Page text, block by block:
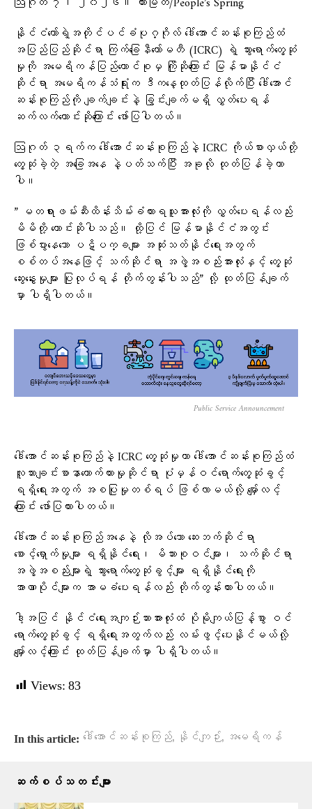
နိုင်ငံတော်ရဲ့အတိုင်ပင်ခံပုဂ္ဂိုလ် ဒေါ်အောင်ဆန်းစုကြည်ထံ
အပြည်ပြည်ဆိုင်ရာ ကြက်ခြေနီကော်မတီ (ICRC) ရဲ့ သွားရောက်တွေ့ဆုံ
မှုကို အမေရိကန်ပြည်ထောင်စုမှ ကြိုဆိုကြောင်း မြန်မာနိုင်ငံ
ဆိုင်ရာ အမေရိကန်သံရုံးက ဒီကနေ့ထုတ်ပြန်လိုက်ပြီး ဒေါ်အောင်
ဆန်းစုကြည်ကို ချက်ချင်းနဲ့ ခြွင်းချက်မရှိ လွှတ်ပေးရန်
ဆက်လက်တောင်းဆိုကြောင်း ဖော်ပြပါတယ်။
ဩဂုတ် ၃ရက်က ဒေါ်အောင်ဆန်းစုကြည်နဲ့ ICRC ကိုယ်စားလှယ်တို့
တွေ့ဆုံခဲ့တဲ့ အခြေအနေ နဲ့ပတ်သက်ပြီး အခုလို ထုတ်ပြန်ခဲ့တာ
ပါ။
” မတရားဖမ်းဆီးထိန်းသိမ်းခံထားရသူအားလုံးကို လွှတ်ပေးရန်လည်း
မိမိတို့ တောင်းဆိုပါသည်။ ထို့ပြင် မြန်မာနိုင်ငံအတွင်း
ဖြစ်ပွားနေသော ပဋိပက္ခများ အဆုံးသတ်နိုင်ရေးအတွက်
စစ်တပ်အနေဖြင့် သက်ဆိုင်ရာ အဖွဲ့အစည်းအားလုံးနှင့် တွေ့ဆုံ
ဆွေးနွေးမှုများ ပြုလုပ်ရန် တိုက်တွန်းပါသည်” လို့ ထုတ်ပြန်ချက်
မှာ ပါရှိပါတယ်။
Public Service Announcement
ဒေါ်အောင်ဆန်းစုကြည်နဲ့ ICRC တွေ့ဆုံမှုဟာ ဒေါ်အောင်ဆန်းစုကြည်ထံ
လူသားချင်းစာနာထောက်ထားမှုဆိုင်ရာ ပုံမှန်ဝင်ရောက်တွေ့ဆုံခွင့်
ရရှိရေးအတွက် အစပြုမှုတစ်ရပ် ဖြစ်လာမယ်လို့ မျှော်လင့်
ကြောင်း ဖော်ပြထားပါတယ်။
ဒေါ်အောင်ဆန်းစုကြည်အနေနဲ့ လိုအပ်သော ဆေးဘက်ဆိုင်ရာ
စောင့်ရှောက်မှုများ ရရှိနိုင်ရေး၊ မိသားစုဝင်များ၊ သက်ဆိုင်ရာ
အဖွဲ့အစည်းများရဲ့ သွားရောက်တွေ့ဆုံခွင့်များ ရရှိနိုင်ရေးကို
အာဏာပိုင်များက အာမခံပေးရန်လည်း တိုက်တွန်းထားပါတယ်။
ဒါ့အပြင် နိုင်ငံရေးအကျဉ်းသားအားလုံးထံ ပိုမိုကျယ်ပြန့်စွာ ဝင်
ရောက်တွေ့ဆုံခွင့် ရရှိရေးအတွက်လည်း လမ်းဖွင့်ပေးနိုင်မယ်လို့
မျှော်လင့်ကြောင်း ထုတ်ပြန်ချက်မှာ ပါရှိပါတယ်။
Views: 83
In this article: ဒေါ်အောင်ဆန်းစုကြည်, နိုင်ကျဉ်း, အမေရိကန်
ဆက်စပ်သတင်းများ